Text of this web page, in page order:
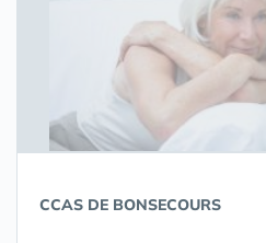
CCAS DE BONSECOURS